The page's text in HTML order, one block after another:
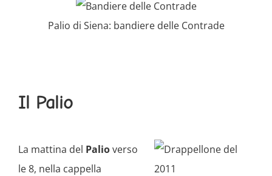
Palio di Siena: bandiere delle Contrade
Il Palio
La mattina del Palioverso
le 8, nella cappella